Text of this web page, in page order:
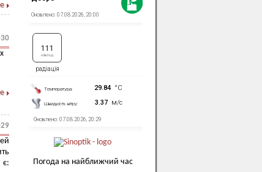
Погода на найближчий час